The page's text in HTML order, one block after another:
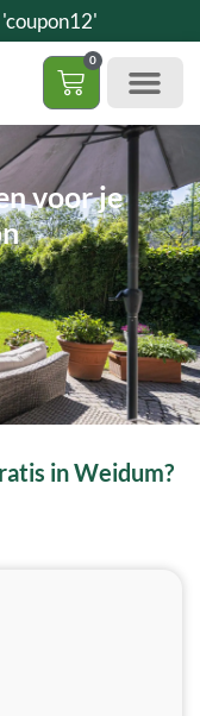
0
voor je
in Weidum?